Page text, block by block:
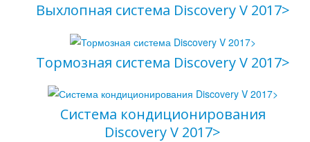
Выхлопная система Discovery V 2017>
Тормозная система Discovery V 2017>
Система кондиционирования
Discovery V 2017>